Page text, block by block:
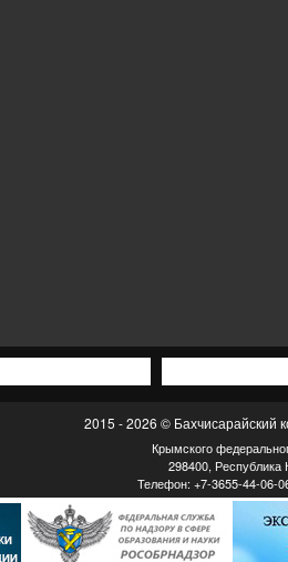
2015 - 2026 © Бахчисарайский
Крымского
298400, Республика
Телефон: +7-3655-44-06-